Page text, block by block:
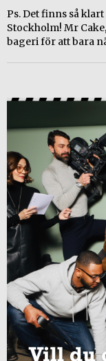
Ps. Det finns så
Stockholm! Mr
bageri för att bara